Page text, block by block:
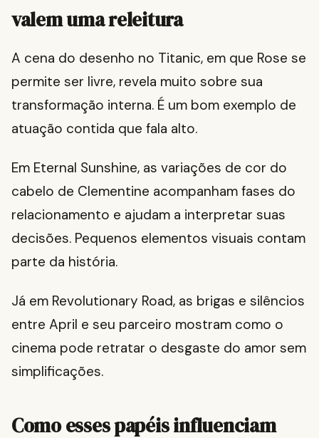
valem uma releitura
A cena do desenho no Titanic, em que Rose se
permite ser livre, revela muito sobre sua
transformação interna. É um bom exemplo de
atuação contida que fala alto.
Em Eternal Sunshine, as variações de cor do
cabelo de Clementine acompanham fases do
relacionamento e ajudam a interpretar suas
decisões. Pequenos elementos visuais contam
parte da história.
Já em Revolutionary Road, as brigas e silêncios
entre April e seu parceiro mostram como o
cinema pode retratar o desgaste do amor sem
simplificações.
Como esses papéis influenciam